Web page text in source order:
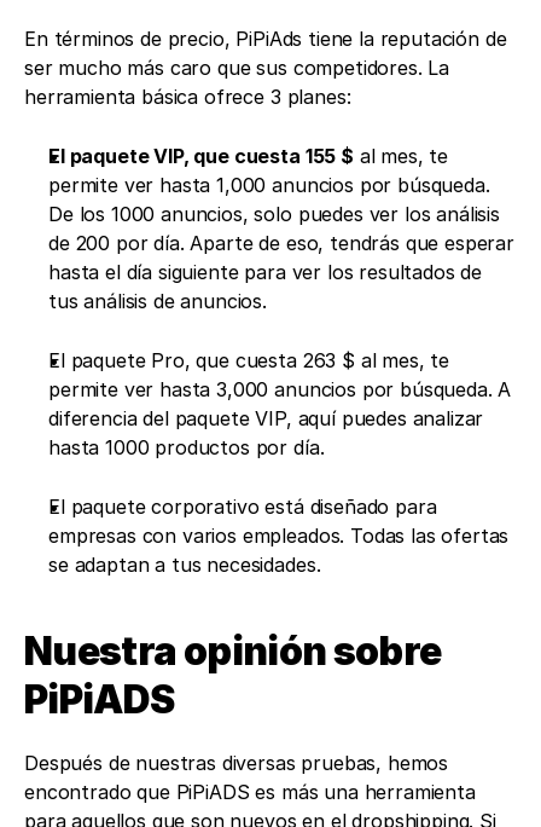
En términos de precio, PiPiAds tiene la reputación de
ser mucho más caro que sus competidores. La
herramienta básica ofrece 3 planes:
El paquete VIP, que cuesta 155 $ al mes, te
permite ver hasta 1,000 anuncios por búsqueda.
De los 1000 anuncios, solo puedes ver los análisis
de 200 por día. Aparte de eso, tendrás que esperar
hasta el día siguiente para ver los resultados de
tus análisis de anuncios.
El paquete Pro, que cuesta 263 $ al mes, te
permite ver hasta 3,000 anuncios por búsqueda. A
diferencia del paquete VIP, aquí puedes analizar
hasta 1000 productos por día.
El paquete corporativo está diseñado para
empresas con varios empleados. Todas las ofertas
se adaptan a tus necesidades.
Nuestra opinión sobre
PiPiADS
Después de nuestras diversas pruebas, hemos
encontrado que PiPiADS es más una herramienta
para aquellos que son nuevos en el dropshipping. Si